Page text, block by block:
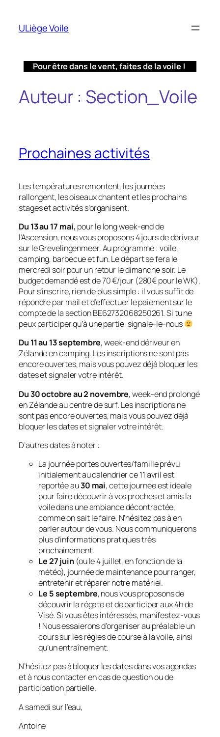
contenu
ULiège Voile
Pour être dans le vent, faites de la voile !
Auteur : Section_Voile
Prochaines activités
Les températures remontent, les journées
rallongent, les oiseaux chantent et les prochains
stages et activités s’organisent.
Du 13 au 17 mai, pour le long week-end de
l’Ascension, nous vous proposons 4 jours de dériveur
sur le Grevelingenmeer. Au programme : voile,
camping, barbecue et fun. Le départ se fera le
mercredi soir pour un retour le dimanche soir. Le
budget demandé est de 70 €/jour (280€ pour le WK).
Pour s’inscrire, rien de plus simple : il vous suffit de
répondre par mail et d’effectuer le paiement sur le
compte de la section BE62732068250261. Si tu ne
peux participer qu’à une partie, signale-le-nous
Du 11 au 13 septembre, week-end dériveur en
Zélande en camping. Les inscriptions ne sont pas
encore ouvertes, mais vous pouvez déjà bloquer les
dates et signaler votre intérêt.
Du 30 octobre au 2 novembre, week-end prolongé
en Zélande au centre de surf. Les inscriptions ne
sont pas encore ouvertes, mais vous pouvez déjà
bloquer les dates et signaler votre intérêt.
D’autres dates à noter :
La journée portes ouvertes/famille prévu
initialement au calendrier ce 11 avril est
reportée au30 mai, cette journée est idéale
pour faire découvrir à vos proches et amis la
voile dans une ambiance décontractée,
comme on sait le faire. N’hésitez pas à en
parler autour de vous. Nous communiquerons
plus d’informations pratiques très
prochainement.
Le 27 juin (ou le 4 juillet, en fonction de la
météo), journée de maintenance pour ranger,
entretenir et réparer notre matériel.
Le 5 septembre, nous vous proposons de
découvrir la régate et de participer aux 4h de
Visé. Si vous êtes intéressés, manifestez-vous
! Nous essaierons d’organiser au préalable un
cours sur les règles de course à la voile, ainsi
qu’un entraînement.
N’hésitez pas à bloquer les dates dans vos agendas
et à nous contacter en cas de question ou de
participation partielle.
A samedi sur l’eau,
Antoine